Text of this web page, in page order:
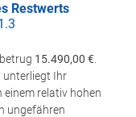
Restwerts
betrug 15.490,00 €
unterliegt Ihr
relativ hohen
ungefähren